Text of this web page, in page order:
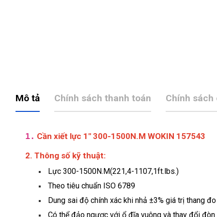
Mô tả Chính sách thanh toán Chính sách
1. Cần xiết lực 1" 300-1500N.M WOKIN 157543
2. Thông số kỹ thuật:
Lực 300-1500N.M(221,4-1107,1ft.lbs.)
Theo tiêu chuẩn ISO 6789
Dung sai độ chính xác khi nhả ±3% giá trị thang đo
Có thể đảo ngược với ổ đĩa vuông và thay đổi